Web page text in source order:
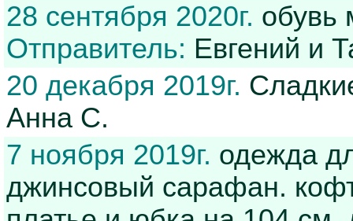
28 сентября 2020г. обувь
Отправитель: Евгений и
20 декабря 2019г.
Анна С.
7 ноября 2019г. одежда
джинсовый сарафан.